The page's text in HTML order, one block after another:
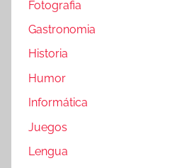
Fotografia
Gastronomia
Historia
Humor
Informática
Juegos
Lengua